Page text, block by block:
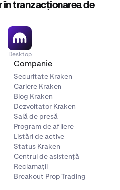
în tranzacționarea de
Desktop
Companie
Securitate Kraken
Cariere Kraken
Blog Kraken
Dezvoltator Kraken
Sală de presă
Program de afiliere
Listări de active
Status Kraken
Centrul de asistență
Reclamații
Breakout Prop Trading